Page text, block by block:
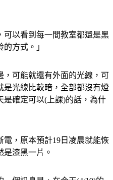
可以看到每一間教室都還是黑
方式。」
，可能就還有外面的光線，可
是光線比較暗，全部都沒有燈
是確定可以(上課)的話，為什
，原本預計19日凌晨就能恢
漆黑一片。